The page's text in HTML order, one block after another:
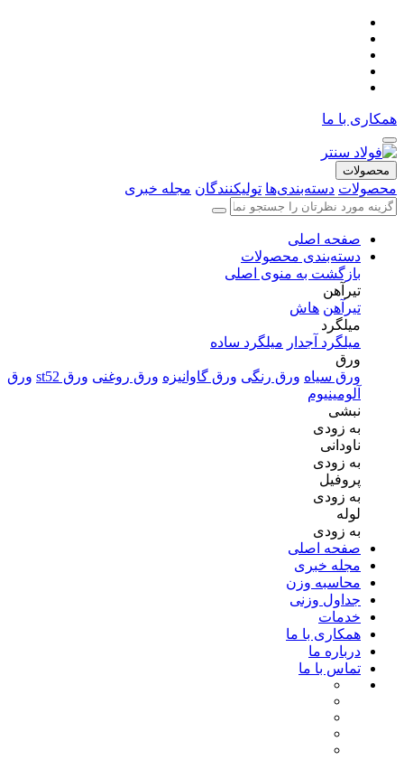
همکاری با ما
محصولات
محصولات دسته‌بندی‌ها تولیکنندگان مجله خبری
صفحه اصلی
دسته‌بندی محصولات
بازگشت به منوی اصلی
تیرآهن
تیرآهن هاش
میلگرد
میلگرد آجدار میلگرد ساده
ورق
ورق سیاه ورق رنگی ورق گاوانیزه ورق روغنی ورق st52
ورق
آلومینیوم
نبشی
به زودی
ناودانی
به زودی
پروفیل
به زودی
لوله
به زودی
صفحه اصلی
مجله خبری
محاسبه وزن
جداول وزنی
خدمات
همکاری با ما
درباره ما
تماس با ما